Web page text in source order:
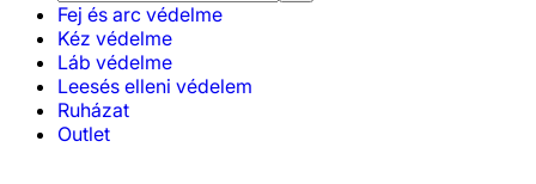
Fej és arc védelme
Kéz védelme
Láb védelme
Leesés elleni védelem
Ruházat
Outlet